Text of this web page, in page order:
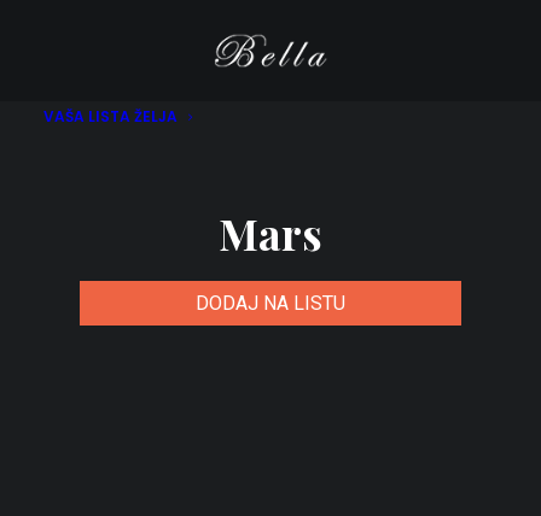
VAŠA LISTA ŽELJA
Mars
DODAJ NA LISTU